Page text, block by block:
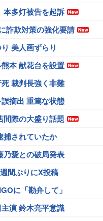
本多灯被告を起訴
詐欺対策の強化要請
美人画ずらり
本 献花台を設置
裁判長強く非難
摘出 重篤な状態
間際の大盛り話題
捕されていたか
乃愛との破局発表
間ぶりにX投稿
に「勘弁して」
演 鈴木亮平意識